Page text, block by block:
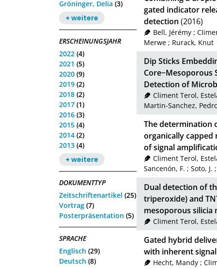
Gröninger, Delia (3)
+ weitere
ERSCHEINUNGSJAHR
2022 (4)
2021 (5)
2020 (9)
2019 (2)
2018 (2)
2017 (1)
2016 (3)
2015 (4)
2014 (2)
2013 (4)
+ weitere
DOKUMENTTYP
Zeitschriftenartikel (25)
Vortrag (7)
Posterpräsentation (5)
SPRACHE
Englisch (29)
Deutsch (8)
gated indicator
detection (2016)
Bell, Jérémy;
Merwe ; Rurack, Knut
Dip Sticks
Core−Mesoporous
Detection of
Climent Terol,
Martin-Sanchez,
The determination
organically capped
of signal
Climent Terol,
Sancenón, F. ; Soto, J.
Dual detection of
triperoxide) and
mesoporous silicia
Climent Terol,
Gated hybrid
with inherent
Hecht, Mandy;